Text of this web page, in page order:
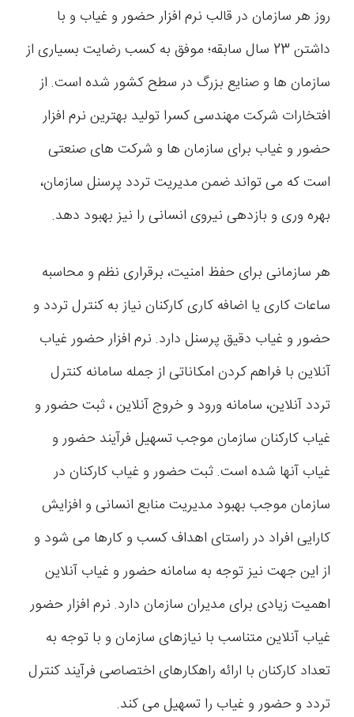
روز هر سازمان در قالب نرم افزار حضور و غیاب و با
داشتن 23 سال سابقه؛ موفق به کسب رضایت بسیاری از
سازمان ها و صنایع بزرگ در سطح کشور شده است. از
افتخارات شرکت مهندسی کسرا تولید بهترین نرم افزار
حضور و غیاب برای سازمان ها و شرکت های صنعتی
است که می تواند ضمن مدیریت تردد پرسنل سازمان،
بهره وری و بازدهی نیروی انسانی را نیز بهبود دهد.
هر سازمانی برای حفظ امنیت، برقراری نظم و محاسبه
ساعات کاری یا اضافه کاری کارکنان نیاز به کنترل تردد و
حضور و غیاب دقیق پرسنل دارد. نرم افزار حضور غیاب
آنلاین با فراهم کردن امکاناتی از جمله سامانه کنترل
تردد آنلاین، سامانه ورود و خروج آنلاین ، ثبت حضور و
غیاب کارکنان سازمان موجب تسهیل فرآیند حضور و
غیاب آنها شده است. ثبت حضور و غیاب کارکنان در
سازمان موجب بهبود مدیریت منابع انسانی و افزایش
کارایی افراد در راستای اهداف کسب و کارها می شود و
از این جهت نیز توجه به سامانه حضور و غیاب آنلاین
اهمیت زیادی برای مدیران سازمان دارد. نرم افزار حضور
غیاب آنلاین متناسب با نیازهای سازمان و با توجه به
تعداد کارکنان با ارائه راهکارهای اختصاصی فرآیند کنترل
تردد و حضور و غیاب را تسهیل می کند.